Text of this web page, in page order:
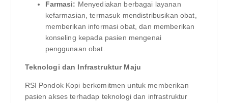
Farmasi: Menyediakan berbagai layanan
kefarmasian, termasuk mendistribusikan obat,
memberikan informasi obat, dan memberikan
konseling kepada pasien mengenai
penggunaan obat.
Teknologi dan Infrastruktur Maju
RSI Pondok Kopi berkomitmen untuk memberikan
pasien akses terhadap teknologi dan infrastruktur